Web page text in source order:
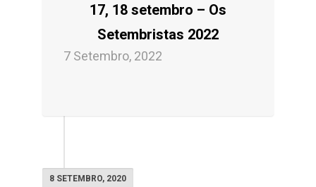
17, 18 setembro – Os
Setembristas 2022
7 Setembro, 2022
8 SETEMBRO, 2020